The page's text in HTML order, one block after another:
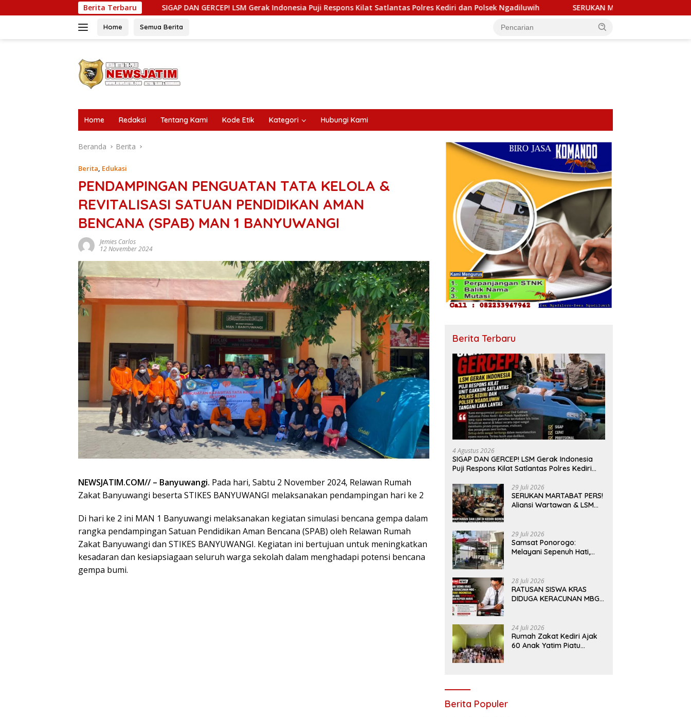
ke
Berita Terbaru
SIGAP DAN GERCEP! LSM Gerak Indonesia Puji Respons Kilat Satlantas Polres Kediri dan Polsek Ngadiluwih SERUKAN MARTABAT PERS! Aliansi Wartawan & LSM
Home Semua Berita
Home Redaksi Tentang Kami Kode Etik Kategori Hubungi Kami
Beranda Berita
Berita, Edukasi
PENDAMPINGAN PENGUATAN TATA KELOLA &
REVITALISASI SATUAN PENDIDIKAN AMAN
BENCANA (SPAB) MAN 1 BANYUWANGI
Jemies Carlos
12 November 2024
NEWSJATIM.COM// – Banyuwangi. Pada hari, Sabtu 2 November 2024, Relawan Rumah
Zakat Banyuwangi beserta STIKES BANYUWANGI melaksanakan pendampingan hari ke 2
Di hari ke 2 ini MAN 1 Banyuwangi melaksanakan kegiatan simulasi bencana gempa dalam
rangka pendampingan Satuan Pendidikan Aman Bencana (SPAB) oleh Relawan Rumah
Zakat Banyuwangi dan STIKES BANYUWANGI. Kegiatan ini bertujuan untuk meningkatkan
kesadaran dan kesiapsiagaan seluruh warga sekolah dalam menghadapi potensi bencana
gempa bumi.
Berita Terbaru
4 Agustus 2026
SIGAP DAN GERCEP! LSM Gerak Indonesia
Puji Respons Kilat Satlantas Polres Kediri
29 Juli 2026
SERUKAN MARTABAT PERS!
Aliansi Wartawan & LSM
Kami Pilar Demokrasi
29 Juli 2026
Samsat Ponorogo:
Melayani Sepenuh Hati,
dinamika Kota Reog
28 Juli 2026
RATUSAN SISWA KRAS
DIDUGA KERACUNAN MBG
MULUT, DINAS dan KEPSEK
HARUS TEGAS TOLAK YANG
TIDAK LAYAK
24 Juli 2026
Rumah Zakat Kediri Ajak
60 Anak Yatim Piatu
Berita Populer